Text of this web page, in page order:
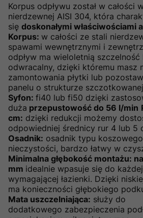
Korpus odpływu został w całości
nierdzewnej AISI 304, która
się doskonałymi właściwościami
Korpus: w całości ze stali
spawami wewnętrznymi i
odpływ ma wieloletnią szczelność
odwracalny, dzięki któremu masz
zamontowania płytki lub
panelu o strukturze
Syfon: fi40 lub fi50 dzięki
duża przepustowość do 56 l/min
cm: dzięki redukcji możemy
odpowiedniej średnicy rur 4 lub 5
Osadnik: osadnik typu
nieczystości, bardzo łatwy w
Minimalna głębokość montażu:
mm idealnie wpasuje się do
wymagającej łazienki. Dzięki
ma konieczności głębokiego
Mata uszczelniająca: służy do
dodatkowego zabezpieczenia